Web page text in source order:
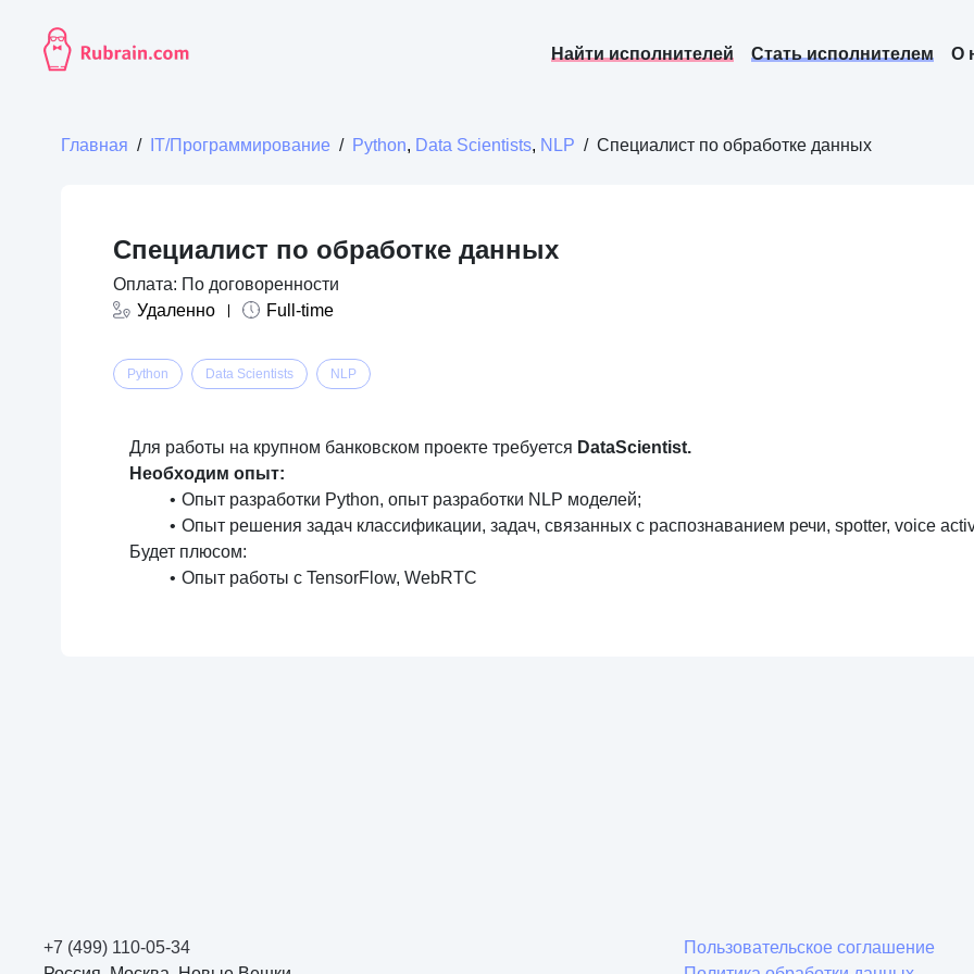
Найти исполнителей Стать исполнителем О
Главная / IT/Программирование / Python, Data Scientists, NLP / Специалист по обработке данных
Специалист по обработке данных
Оплата: По договоренности
Удаленно
Full-time
Python Data Scientists NLP
Для работы на крупном банковском проекте требуется DataScientist.
Необходим опыт:
Опыт разработки Python, опыт разработки NLP моделей;
Опыт решения задач классификации, задач, связанных с распознаванием речи, spotter, voice
Будет плюсом:
Опыт работы с TensorFlow, WebRTC
+7 (499) 110-05-34
Пользовательское соглашение